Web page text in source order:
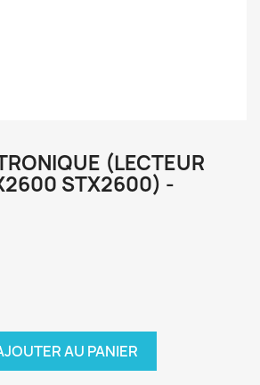
(LECTEUR
STX2600) -
AU PANIER